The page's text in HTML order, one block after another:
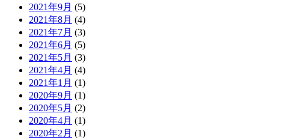
2021年9月 (5)
2021年8月 (4)
2021年7月 (3)
2021年6月 (5)
2021年5月 (3)
2021年4月 (4)
2021年1月 (1)
2020年9月 (1)
2020年5月 (2)
2020年4月 (1)
2020年2月 (1)